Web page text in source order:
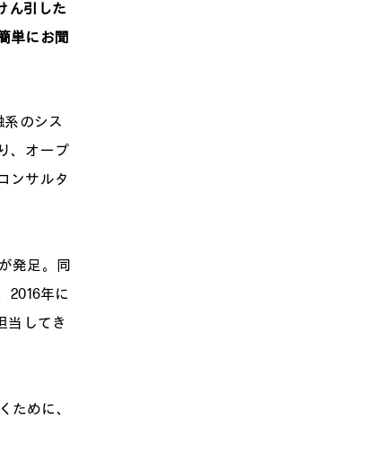
ん引した
単にお聞
のシス
、オープ
ンサルタ
発足。同
2016年に
当してき
ために、